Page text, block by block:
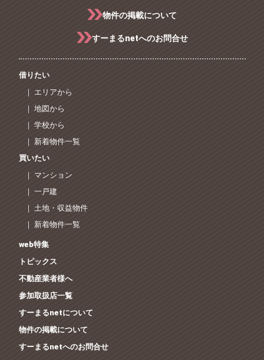
物件の掲載について
すーまるnetへのお問合せ
借りたい
｜ エリアから
｜ 地図から
｜ 学校から
｜ 新着物件一覧
買いたい
｜ マンション
｜ 一戸建
｜ 土地・収益物件
｜ 新着物件一覧
web特集
トピックス
不動産業者様へ
参加取扱店一覧
すーまるnetについて
物件の掲載について
すーまるnetへのお問合せ